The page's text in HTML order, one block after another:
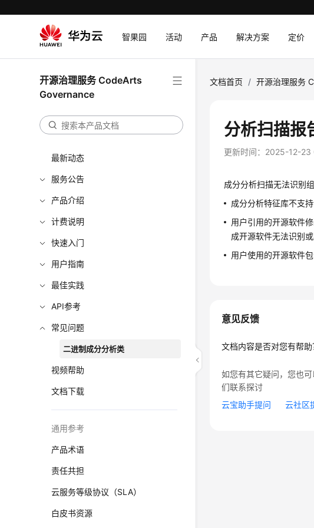
智果园 活动 产品 解决方案 定价
开源治理服务 CodeArts
Governance
最新动态
服务公告
产品介绍
计费说明
快速入门
用户指南
最佳实践
API参考
常见问题
二进制成分分析类
视频帮助
文档下载
通用参考
产品术语
责任共担
云服务等级协议（SLA）
白皮书资源
文档首页 / 开源治理服务
分析扫描报
更新时间： 2025-12-23
成分分析扫描无法识别
成分分析特征库不支持
用户引用的开源软件
成开源软件无法识别或
用户使用的开源软件
意见反馈
文档内容是否对您有帮助
如您有其它疑问，您也
们联系探讨
云宝助手提问
云社区